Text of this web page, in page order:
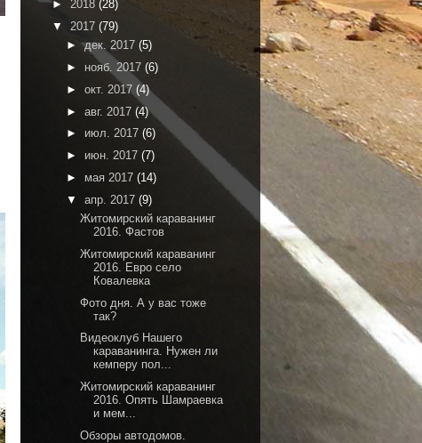
► 2018 (28)
▼ 2017 (79)
►дек. 2017 (5)
► нояб. 2017 (6)
► окт. 2017 (4)
► авг. 2017 (4)
► июл. 2017 (6)
► июн. 2017 (7)
► мая 2017 (14)
▼ апр. 2017 (9)
Житомирский караванинг
2016. Фастов
Житомирский караванинг
2016. Евро село
Ковалевка
Фото дня. А у вас тоже
так?
Видеоклуб Нашего
караванинга. Нужен ли
кемперу пол...
Житомирский караванинг
2016. Опять Шамраевка
и мем...
Обзоры автодомов.